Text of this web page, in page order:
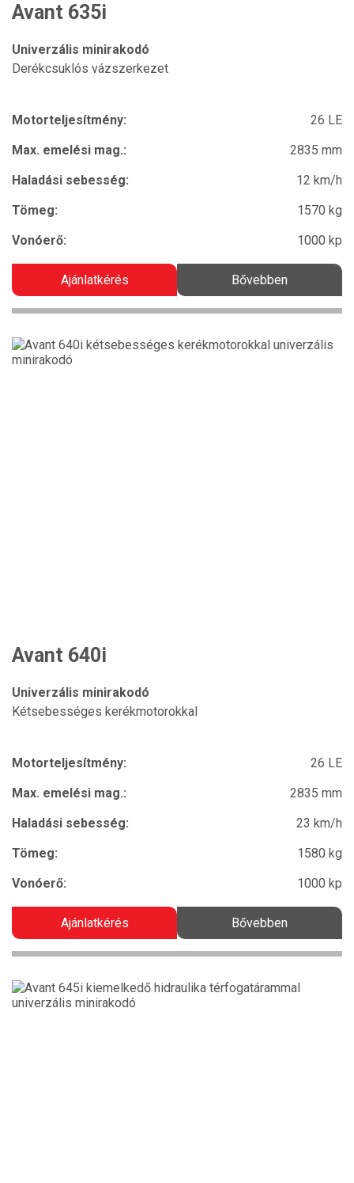
Avant 635i
Univerzális minirakodó
Derékcsuklós vázszerkezet
Motorteljesítmény:
26 LE
Max. emelési mag.:
2835 mm
Haladási sebesség:
12 km/h
Tömeg:
1570 kg
Vonóerő:
1000 kp
Ajánlatkérés Bővebben
Avant 640i
Univerzális minirakodó
Kétsebességes kerékmotorokkal
Motorteljesítmény:
26 LE
Max. emelési mag.:
2835 mm
Haladási sebesség:
23 km/h
Tömeg:
1580 kg
Vonóerő:
1000 kp
Ajánlatkérés Bővebben